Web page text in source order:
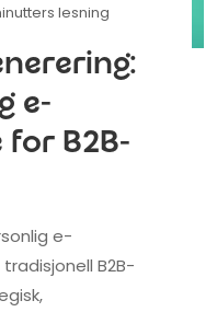
lesning
e-
B2B-
e-
B2B-